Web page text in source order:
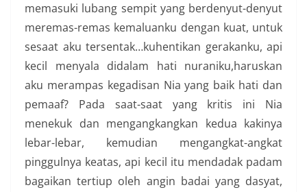
memasuki lubang sempit yang berdenyut-denyut
meremas-remas kemaluanku dengan kuat, untuk
sesaat aku tersentak…kuhentikan gerakanku, api
kecil menyala didalam hati nuraniku,haruskan
aku merampas kegadisan Nia yang baik hati dan
pemaaf? Pada saat-saat yang kritis ini Nia
menekuk dan mengangkangkan kedua kakinya
lebar-lebar, kemudian mengangkat-angkat
pinggulnya keatas, api kecil itu mendadak padam
bagaikan tertiup oleh angin badai yang dasyat,